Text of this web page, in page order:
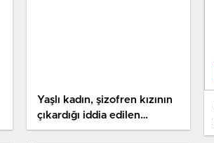
Yaşlı kadın, şizofren kızının
çıkardığı iddia edilen
yangında öldü